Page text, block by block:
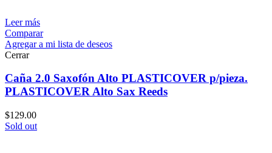
Leer más
Comparar
Agregar a mi lista de deseos
Cerrar
Caña 2.0 Saxofón Alto PLASTICOVER p/pieza.
PLASTICOVER Alto Sax Reeds
$129.00
Sold out